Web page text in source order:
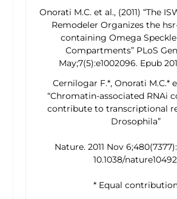
Onorati M.C. et al., (2011) “The
Remodeler Organizes the
containing Omega
Compartments” PLoS
May;7(5):e1002096. Epub
Cernilogar F.*, Onorati M.C.*
“Chromatin-associated RNAi
contribute to transcriptional
Drosophila”
Nature. 2011 Nov
10.1038/
* Equal